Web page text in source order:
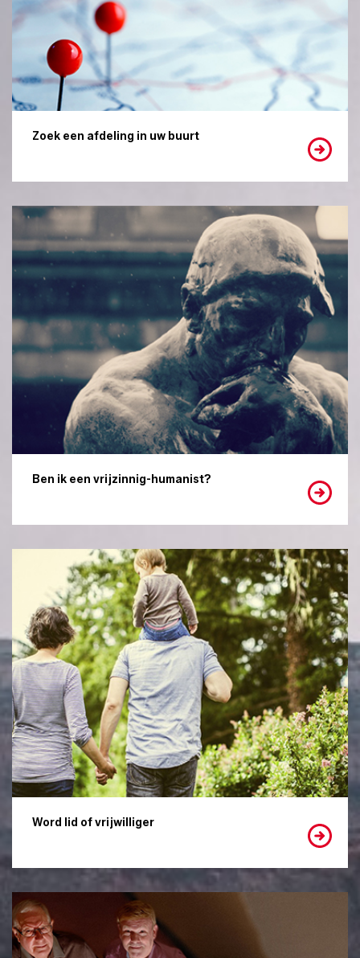
Zoek een afdeling in uw buurt
Ben ik een vrijzinnig-humanist?
Word lid of vrijwilliger